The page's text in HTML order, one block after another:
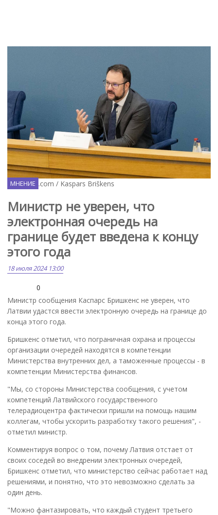
Facebook.com / Kaspars Briškens
МНЕНИЕ
Министр не уверен, что
электронная очередь на
границе будет введена к концу
этого года
18 июля 2024 13:00
0
Министр сообщения Каспарс Бришкенс не уверен, что
Латвии удастся ввести электронную очередь на границе до
конца этого года.
Бришкенс отметил, что пограничная охрана и процессы
организации очередей находятся в компетенции
Министерства внутренних дел, а таможенные процессы - в
компетенции Министерства финансов.
"Мы, со стороны Министерства сообщения, с учетом
компетенций Латвийского государственного
телерадиоцентра фактически пришли на помощь нашим
коллегам, чтобы ускорить разработку такого решения", -
отметил министр.
Комментируя вопрос о том, почему Латвия отстает от
своих соседей во внедрении электронных очередей,
Бришкенс отметил, что министерство сейчас работает над
решениями, и понятно, что это невозможно сделать за
один день.
"Можно фантазировать, что каждый студент третьего